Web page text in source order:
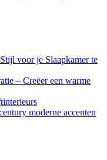
voor je Slaapkamer te
– Creëer een warme
moderne accenten